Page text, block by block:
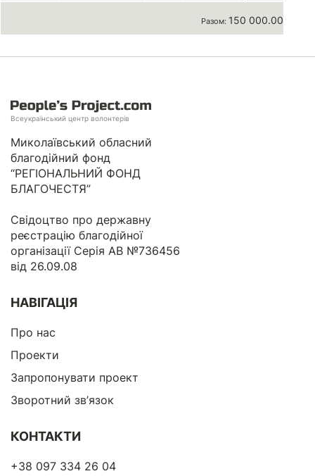
Разом: 150 000.00 грн
Всеукраїнський центр волонтерів
Миколаївський обласний
благодійний фонд
“РЕГІОНАЛЬНИЙ ФОНД
БЛАГОЧЕСТЯ”
Свідоцтво про державну
реєстрацію благодійної
організації Серія АВ №736456
від 26.09.08
НАВІГАЦІЯ
Про нас
Проекти
Запропонувати проект
Зворотний зв’язок
КОНТАКТИ
+38 097 334 26 04